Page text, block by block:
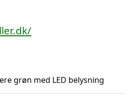
grøn med LED belysning